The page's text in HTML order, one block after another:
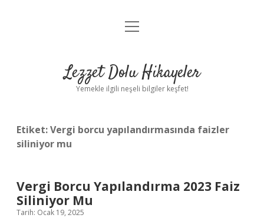
Anasayfa
Yasal Uyarı
menüyü
Lezzet Dolu Hikayeler
Yemekle ilgili neşeli bilgiler keşfet!
Etiket:Vergi borcu yapılandırmasında faizler
siliniyor mu
Vergi Borcu Yapılandırma 2023 Faiz
Siliniyor Mu
Tarih: Ocak 19, 2025